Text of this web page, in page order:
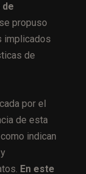
propuso
implicados
de
por el
de esta
indican
En este